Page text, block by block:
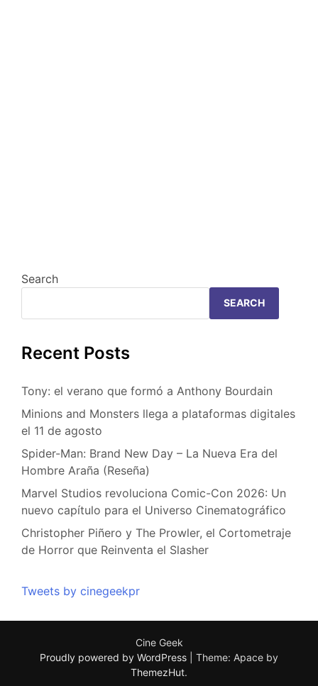
Search
SEARCH
Recent Posts
Tony: el verano que formó a Anthony Bourdain
Minions and Monsters llega a plataformas digitales
el 11 de agosto
Spider-Man: Brand New Day – La Nueva Era del
Hombre Araña (Reseña)
Marvel Studios revoluciona Comic-Con 2026: Un
nuevo capítulo para el Universo Cinematográfico
Christopher Piñero y The Prowler, el Cortometraje
de Horror que Reinventa el Slasher
Tweets by cinegeekpr
Cine Geek
Proudly powered by WordPress
Theme: Apace by
ThemezHut.